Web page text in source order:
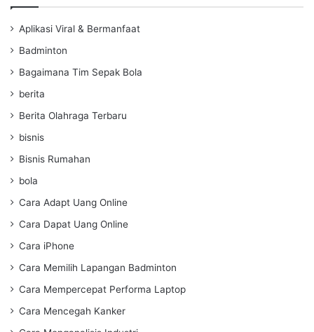
Aplikasi Viral & Bermanfaat
Badminton
Bagaimana Tim Sepak Bola
berita
Berita Olahraga Terbaru
bisnis
Bisnis Rumahan
bola
Cara Adapt Uang Online
Cara Dapat Uang Online
Cara iPhone
Cara Memilih Lapangan Badminton
Cara Mempercepat Performa Laptop
Cara Mencegah Kanker